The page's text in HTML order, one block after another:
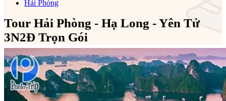
Hải Phòng
Tour Hải Phòng - Hạ Long - Yên Tử
3N2Đ Trọn Gói